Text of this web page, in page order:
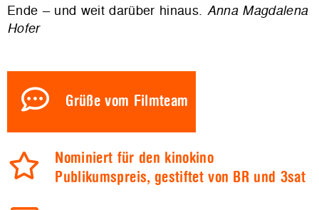
Ende – und weit darüber hinaus. Anna Magdalena
Hofer
Grüße vom Filmteam
Nominiert für den kinokino
Publikumspreis, gestiftet von BR und 3sat